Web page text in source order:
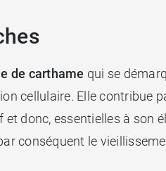
de carthame qui se
cellulaire. Elle contribue
donc, essentielles à son
conséquent le